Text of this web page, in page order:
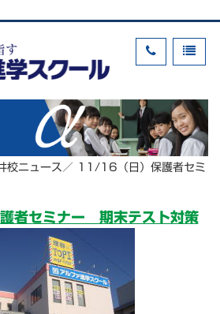
校ニュース ／
11/16（日）保護者セミ
者セミナー 期末テスト対策